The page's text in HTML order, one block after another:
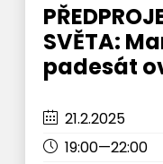
SVĚTA:
padesát
21.2.2025
19:00—22:00